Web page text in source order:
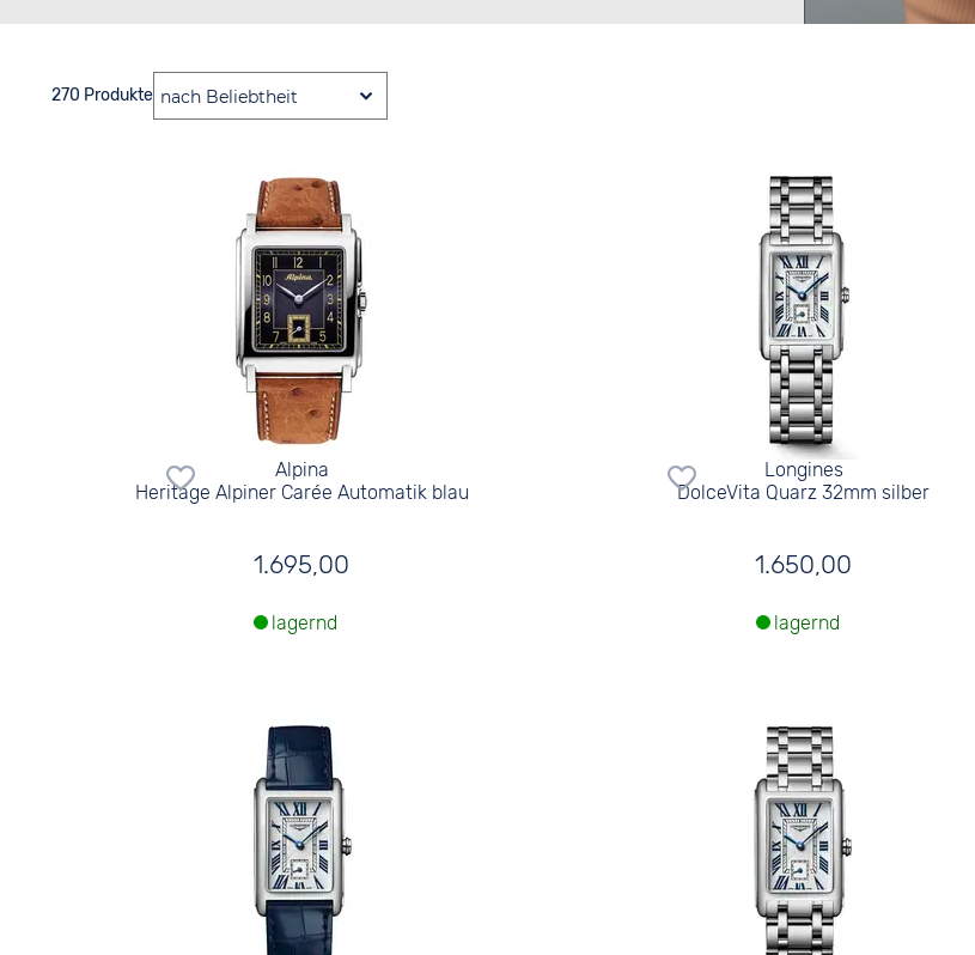
270 Produkte
Alpina
Heritage Alpiner Carée Automatik blau
1.695,00
lagernd
Longines
DolceVita Quarz 32mm silber
1.650,00
lagernd